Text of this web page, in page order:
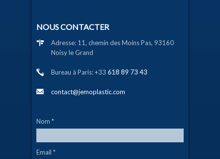
NOUS CONTACTER
Adresse: 11, chemin des Moins Pas, 93160
Noisy le Grand
Bureau à Paris: +33 618 89 73 43
contact@jemoplastic.com
Nom *
Email *